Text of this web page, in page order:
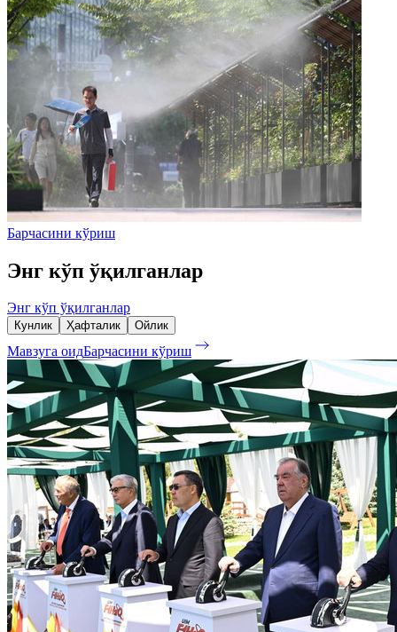
Барчасини кўриш
Энг кўп ўқилганлар
Энг кўп ўқилганлар
Кунлик Ҳафталик Ойлик
Мавзуга оидБарчасини кўриш